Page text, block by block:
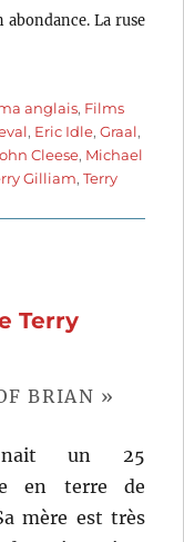
La ruse
anglais, Films
, Eric Idle,Graal,
Cleese, Michael
Gilliam,Terry
Terry
BRIAN »
un 25
en terre de
mère est très